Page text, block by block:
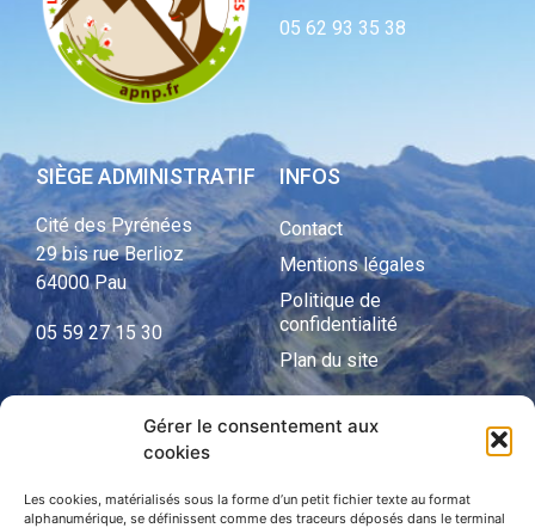
Gérer le consentement aux
cookies
Les cookies, matérialisés sous la forme d’un petit fichier texte au format
alphanumérique, se définissent comme des traceurs déposés dans le terminal
05 62 93 35 38
SIÈGE ADMINISTRATIF
Cité des Pyrénées
29 bis rue Berlioz
64000 Pau
05 59 27 15 30
INFOS
Contact
Mentions légales
Politique de
confidentialité
Plan du site
APNP